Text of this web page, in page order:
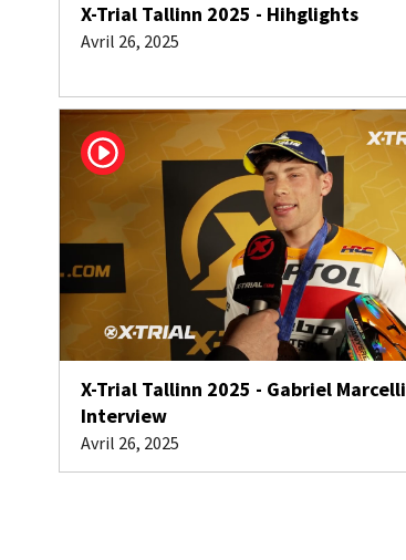
X-Trial Tallinn 2025 - Hihglights
Avril 26, 2025
X-Trial Tallinn 2025 - Gabriel Marcelli
Interview
Avril 26, 2025